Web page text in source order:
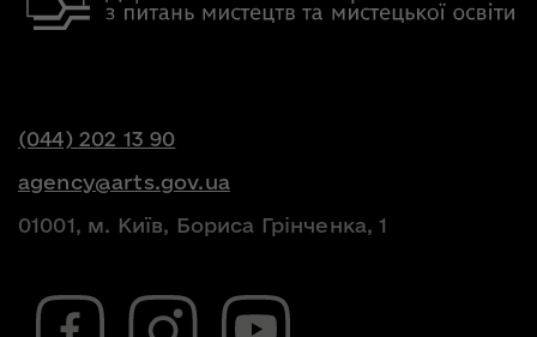
(044) 202 13 90
agency@arts.gov.ua
01001, м. Київ, Бориса Грінченка, 1